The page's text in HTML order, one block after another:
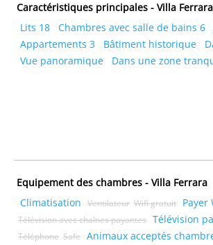
Caractéristiques principales - Villa Ferrara
Lits 18
Chambres avec salle de bains 6
Appartements 3
Bâtiment historique
Vue panoramique
Dans une zone
Equipement des chambres - Villa Ferrara
Climatisation
Ventilateur Wifi gratuit Payer
Télévision avec chaînes payantes Télévision
Téléphone Safe Animaux acceptés